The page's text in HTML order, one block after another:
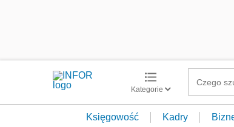
Kategorie
Księgowość Kadry